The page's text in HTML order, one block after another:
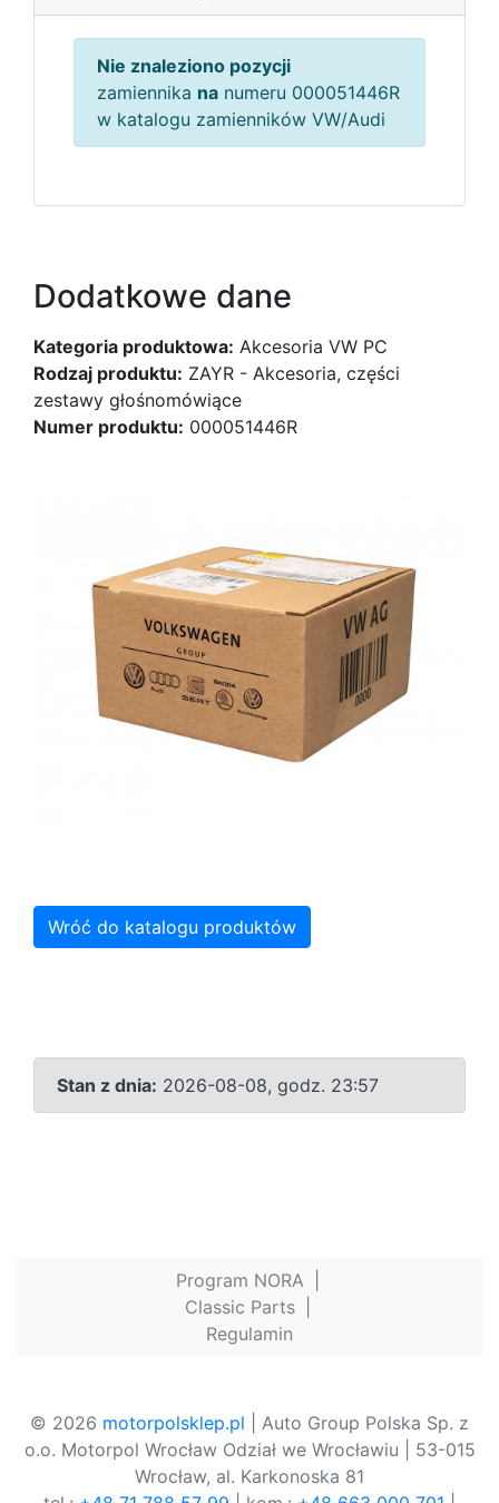
Nie znaleziono pozycji
zamiennika na numeru 000051446R
w katalogu zamienników VW/Audi
Dodatkowe dane
Kategoria produktowa: Akcesoria VW PC
Rodzaj produktu: ZAYR - Akcesoria, części
zestawy głośnomówiące
Numer produktu: 000051446R
Wróć do katalogu produktów
Stan z dnia: 2026-08-08, godz. 23:57
Program NORA
Classic Parts
Regulamin
© 2026 motorpolsklep.pl | Auto Group Polska Sp. z
o.o. Motorpol Wrocław Odział we Wrocławiu | 53-015
Wrocław, al. Karkonoska 81